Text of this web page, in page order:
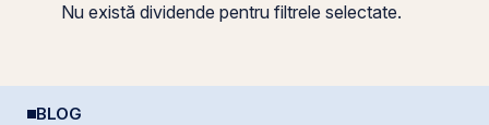
Nu există dividende pentru filtrele selectate.
BLOG